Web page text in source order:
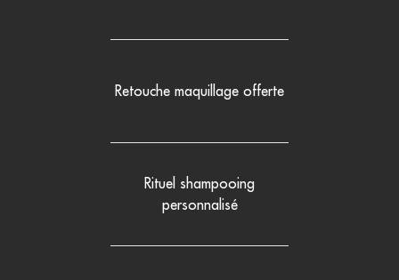
Retouche maquillage offerte
Rituel shampooing
personnalisé